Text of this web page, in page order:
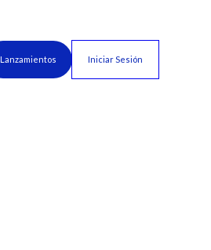
Lanzamientos Iniciar Sesión